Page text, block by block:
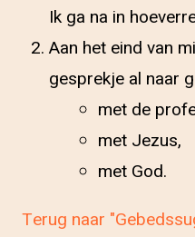
Ik ga na in
Aan het eind van
gesprekje al naar
met de
met Jezus,
met God.
Terug naar